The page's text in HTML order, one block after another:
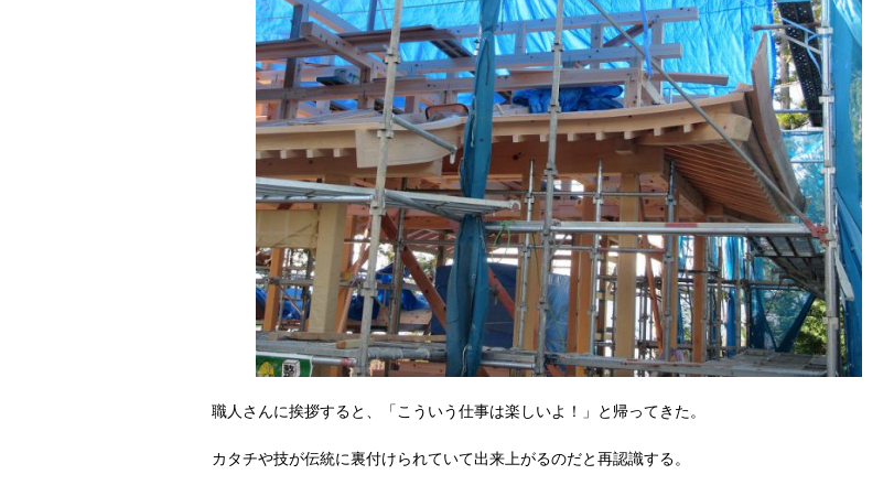
職人さんに挨拶すると、「こういう仕事は楽しいよ！」と帰ってきた。
カタチや技が伝統に裏付けられていて出来上がるのだと再認識する。